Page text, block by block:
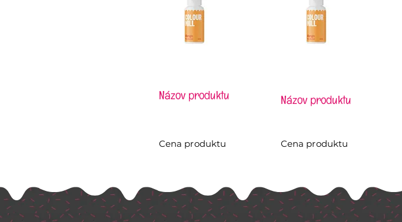
Názov produktu
Cena produktu
Názov produktu
Cena produktu